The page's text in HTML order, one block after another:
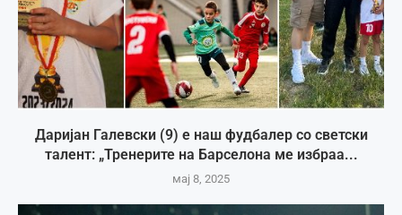
Даријан Галевски (9) е наш фудбалер со светски
талент: „Тренерите на Барселона ме избраа...
мај 8, 2025